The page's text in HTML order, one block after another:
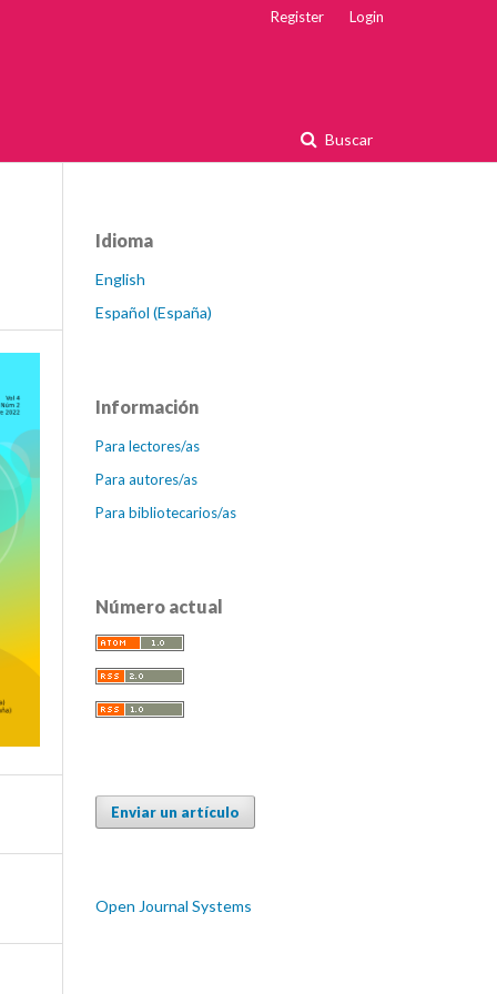
Buscar
Register Login
Idioma
English
Español (España)
Información
Para lectores/as
Para autores/as
Para bibliotecarios/as
Número actual
Enviar un artículo
Open Journal Systems